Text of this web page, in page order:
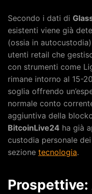
Secondo i dati di
esistenti viene già
(ossia in
utenti retail che
con strumenti come
rimane intorno al 15-
soglia offrendo
normale conto
aggiuntiva della
BitcoinLive24 ha già
custodia personale
sezione tecnologia.
Prospettive: